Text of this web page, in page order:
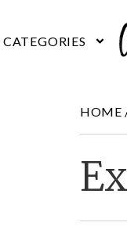
HOME